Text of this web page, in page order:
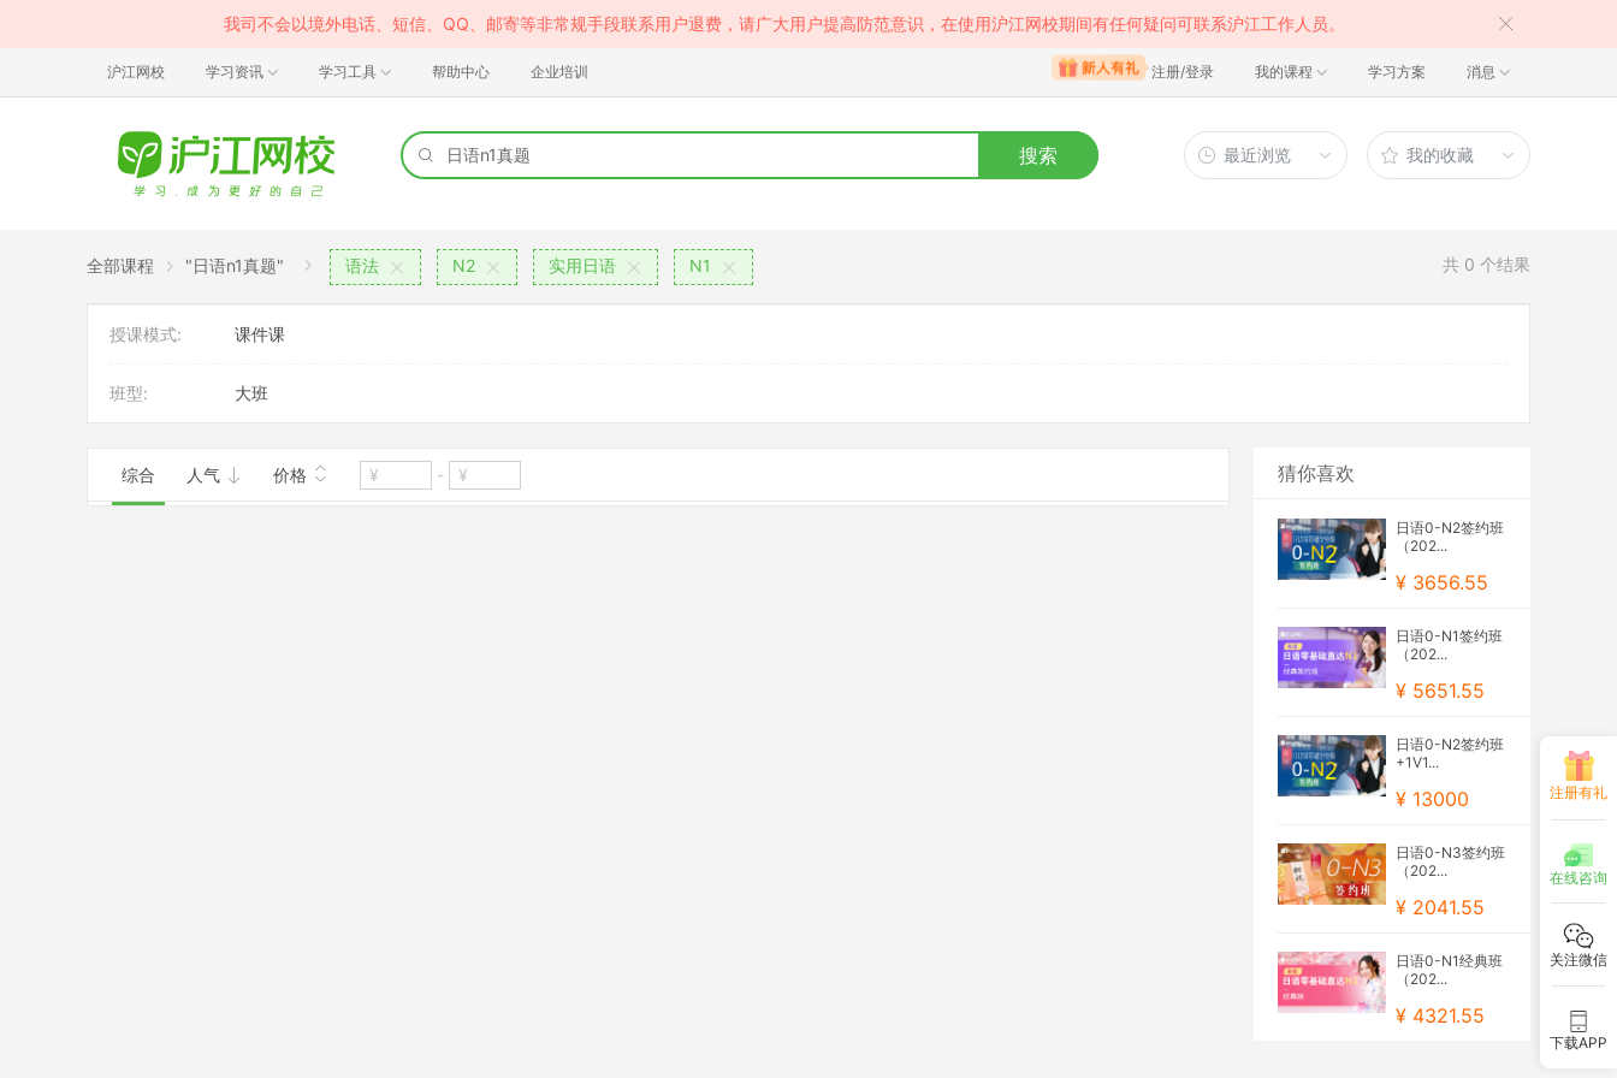
我司不会以境外电话、短信、QQ、邮寄等非常规手段联系用户退费，请广大用户提高防范意识，在使用沪江网校期间有任何疑问可联系沪江工作人员。
沪江网校 学习资讯 学习工具 帮助中心 企业培训 注册/登录 我的课程 学习方案 消息
搜索 最近浏览 我的收藏
全部课程 "日语n1真题" 语法 N2 实用日语 N1 共 0 个结果
授课模式: 课件课
班型: 大班
综合 人气 价格 - 猜你喜欢
日语0-N2签约班
（202...
¥ 3656.55
日语0-N1签约班
（202...
¥ 5651.55
日语0-N2签约班
+1V1...
¥ 13000
日语0-N3签约班
（202...
¥ 2041.55
日语0-N1经典班
（202...
¥ 4321.55
注册有礼
在线咨询
关注微信
下载APP